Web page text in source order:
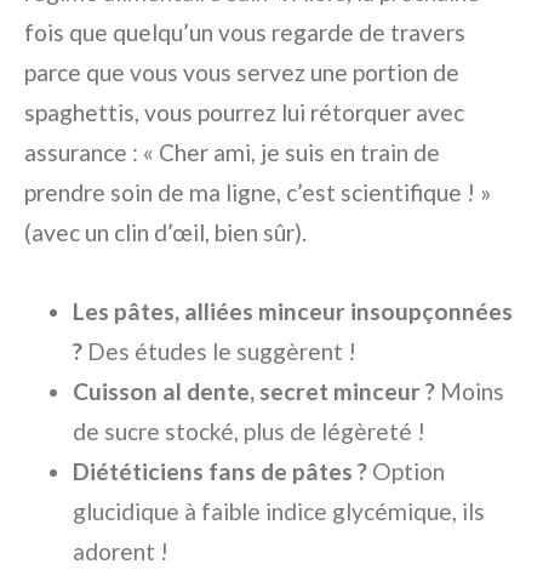
fois que quelqu’un vous regarde de travers
parce que vous vous servez une portion de
spaghettis, vous pourrez lui rétorquer avec
assurance : « Cher ami, je suis en train de
prendre soin de ma ligne, c’est scientifique ! »
(avec un clin d’œil, bien sûr).
Les pâtes, alliées minceur insoupçonnées
? Des études le suggèrent !
Cuisson al dente, secret minceur ? Moins
de sucre stocké, plus de légèreté !
Diététiciens fans de pâtes ? Option
glucidique à faible indice glycémique, ils
adorent !